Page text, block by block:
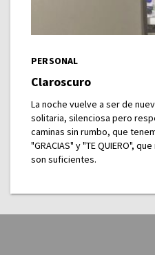
PERSONAL
Claroscuro
La noche vuelve a ser de
solitaria, silenciosa pero
caminas sin rumbo, que
"GRACIAS" y "TE QUIERO",
son suficientes.